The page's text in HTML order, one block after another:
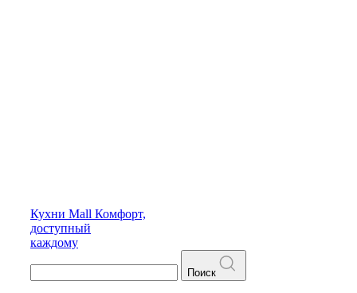
Кухни Mall Комфорт,
доступный
каждому
Поиск